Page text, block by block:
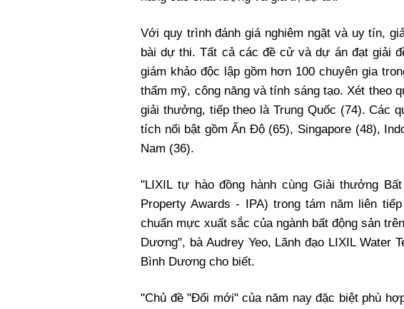
Với quy trình đánh giá nghiêm ngặt và uy tín,
bài dự thi. Tất cả các đề cử và dự án đạt giải
giám khảo độc lập gồm hơn 100 chuyên gia
thẩm mỹ, công năng và tính sáng tạo. Xét theo
giải thưởng, tiếp theo là Trung Quốc (74). Các
tích nổi bật gồm Ấn Độ (65), Singapore (48),
Nam (36).
"LIXIL tự hào đồng hành cùng Giải thưởng
Property Awards - IPA) trong tám năm liên
chuẩn mực xuất sắc của ngành bất động sản
Dương", bà Audrey Yeo, Lãnh đạo LIXIL Water
Bình Dương cho biết.
"Chủ đề "Đổi mới" của năm nay đặc biệt phù